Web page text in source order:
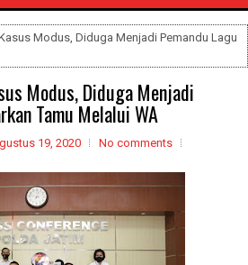
Modus, Diduga Menjadi Pemandu Lagu
Modus, Diduga Menjadi
Tamu Melalui WA
19, 2020 No comments